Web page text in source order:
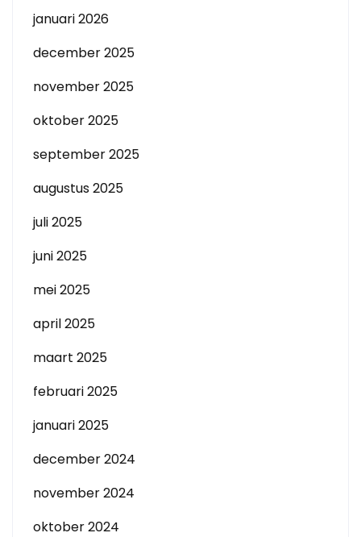
januari 2026
december 2025
november 2025
oktober 2025
september 2025
augustus 2025
juli 2025
juni 2025
mei 2025
april 2025
maart 2025
februari 2025
januari 2025
december 2024
november 2024
oktober 2024